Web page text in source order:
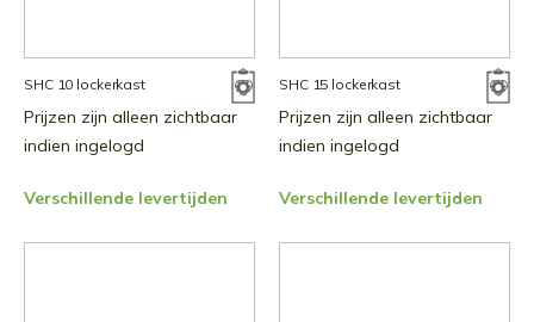
SHC 10 lockerkast
Prijzen zijn alleen zichtbaar
indien ingelogd
Verschillende levertijden
SHC 15 lockerkast
Prijzen zijn alleen zichtbaar
indien ingelogd
Verschillende levertijden